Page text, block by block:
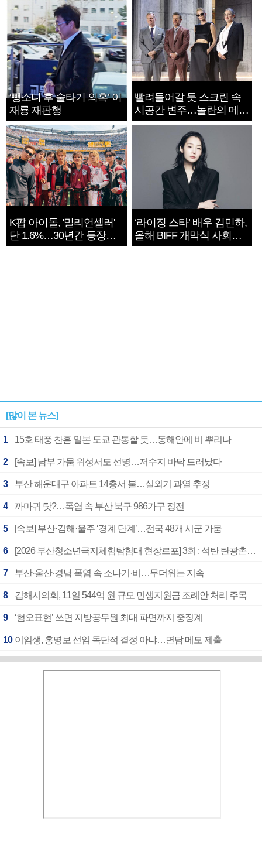
‘뺑소니 후 술타기 의혹’ 이
재룡 재판행
빨려들어갈 듯 스크린 속
시공간 변주…놀란의 메시
지는 ‘전쟁 속죄’
K팝 아이돌, '밀리언셀러'
단 1.6%…30년간 등장
1182개팀 전수조사
‘라이징 스타’ 배우 김민하,
올해 BIFF 개막식 사회자
확정
[많이 본 뉴스]
1 15호 태풍 찬홈 일본 도쿄 관통할 듯…동해안에 비 뿌리나
2 [속보] 남부 가뭄 위성서도 선명…저수지 바닥 드러났다
3 부산 해운대구 아파트 14층서 불…실외기 과열 추정
4 까마귀 탓?…폭염 속 부산 북구 986가구 정전
5 [속보] 부산·김해·울주 ‘경계 단계’…전국 48개 시군 가뭄
6 [2026 부산청소년극지체험탐험대 현장르포] 3회 : 석탄 탄광촌에서 북극 연구의 중심지로
7 부산·울산·경남 폭염 속 소나기·비…무더위는 지속
8 김해시의회, 11일 544억 원 규모 민생지원금 조례안 처리 주목
9 ‘혐오표현’ 쓰면 지방공무원 최대 파면까지 중징계
10 이임생, 홍명보 선임 독단적 결정 아냐…면담 메모 제출